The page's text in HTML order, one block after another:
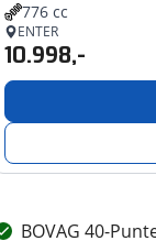
776 cc
ENTER
10.998,-
BOVAG 40-